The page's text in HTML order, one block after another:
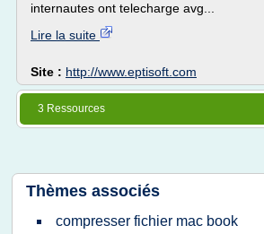
internautes ont telecharge avg...
Lire la suite
Site : http://www.eptisoft.com
3 Ressources
Thèmes associés
compresser fichier mac book